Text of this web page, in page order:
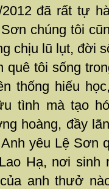
2012 đã rất tự
chúng tôi
chịu lũ lụt, đời
tôi sống
thống hiếu
tình mà tạo
hoàng, đầy
yêu Lệ Sơn
Hạ, nơi sinh
anh thưở